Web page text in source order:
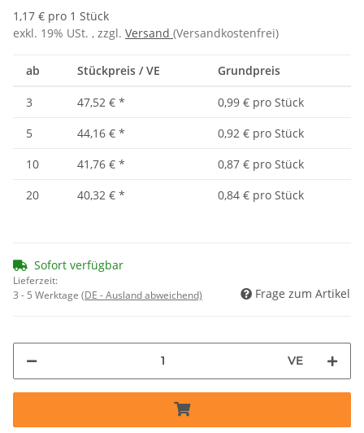
1,17 € pro 1 Stück
exkl. 19% USt. , zzgl. Versand (Versandkostenfrei)
ab Stückpreis / VE Grundpreis
3 47,52 € *
0,99 € pro Stück
5
44,16 € *
0,92 € pro Stück
10
41,76 € *
0,87 € pro Stück
20
40,32 € * 0,84 € pro Stück
Sofort verfügbar
Lieferzeit:
3 - 5 Werktage (DE - Ausland abweichend) Frage zum Artikel
VE